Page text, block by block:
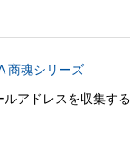
商魂シリーズ
アドレスを収集す